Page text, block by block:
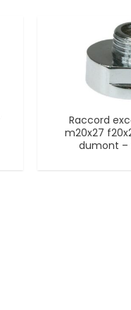
Raccord
m20x27
dumont